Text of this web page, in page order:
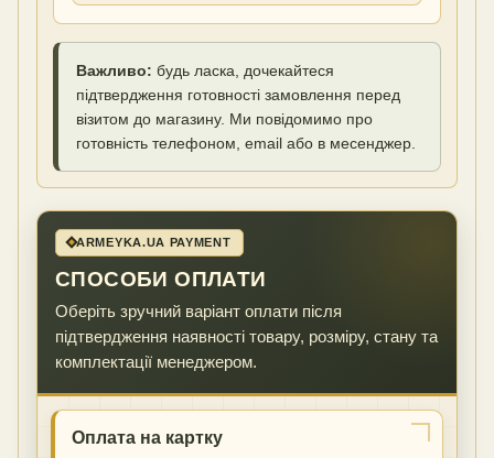
Важливо: будь ласка, дочекайтеся
підтвердження готовності замовлення перед
візитом до магазину. Ми повідомимо про
готовність телефоном, email або в месенджер.
ARMEYKA.UA PAYMENT
СПОСОБИ ОПЛАТИ
Оберіть зручний варіант оплати після
підтвердження наявності товару, розміру, стану та
комплектації менеджером.
Оплата на картку